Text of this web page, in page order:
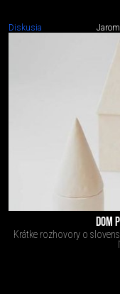
Diskusia
DOM
Krátke rozhovory o